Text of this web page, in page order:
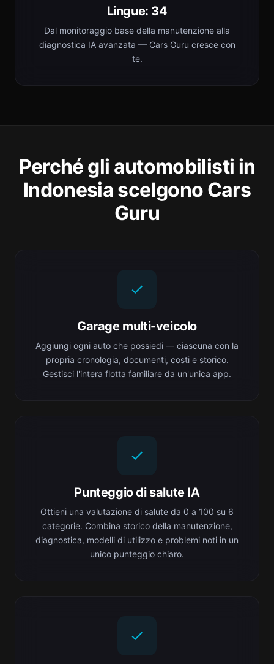
Lingue: 34
Dal monitoraggio base della manutenzione alla
diagnostica IA avanzata — Cars Guru cresce con
te.
Perché gli automobilisti in
Indonesia scelgono Cars
Guru
Garage multi-veicolo
Aggiungi ogni auto che possiedi — ciascuna con la
propria cronologia, documenti, costi e storico.
Gestisci l'intera flotta familiare da un'unica app.
Punteggio di salute IA
Ottieni una valutazione di salute da 0 a 100 su 6
categorie. Combina storico della manutenzione,
diagnostica, modelli di utilizzo e problemi noti in un
unico punteggio chiaro.